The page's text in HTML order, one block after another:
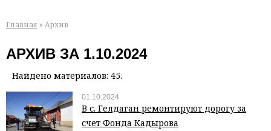
Главная » Архив
АРХИВ ЗА 1.10.2024
Найдено материалов: 45.
01.10.2024
В с. Гелдаган ремонтируют дорогу за
счет Фонда Кадырова